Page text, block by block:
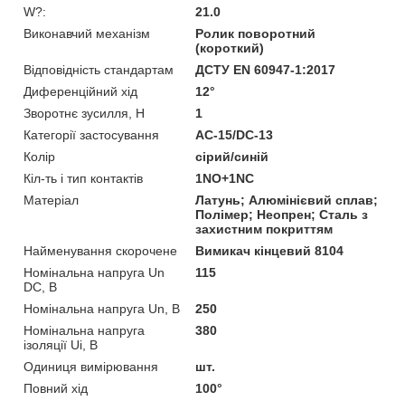
W?:
21.0
Виконавчий механізм
Ролик поворотний
(короткий)
Відповідність стандартам
ДСТУ EN 60947-1:2017
Диференційний хід
12°
Зворотнє зусилля, Н
1
Категорії застосування
AC-15/DC-13
Колір
сірий/синій
Кіл-ть і тип контактів
1NO+1NC
Матеріал
Латунь; Алюмінієвий сплав;
Полімер; Неопрен; Сталь з
захистним покриттям
Найменування скорочене
Вимикач кінцевий 8104
Номінальна напруга Un
DC, В
115
Номінальна напруга Un, В
250
Номінальна напруга
ізоляції Ui, В
380
Одиниця вимірювання
шт.
Повний хід
100°